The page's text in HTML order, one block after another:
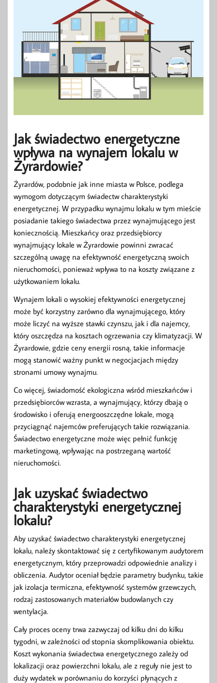
Jak świadectwo energetyczne
wpływa na wynajem lokalu w
Żyrardowie?
Żyrardów, podobnie jak inne miasta w Polsce, podlega
wymogom dotyczącym świadectw charakterystyki
energetycznej. W przypadku wynajmu lokalu w tym mieście
posiadanie takiego świadectwa przez wynajmującego jest
koniecznością. Mieszkańcy oraz przedsiębiorcy
wynajmujący lokale w Żyrardowie powinni zwracać
szczególną uwagę na efektywność energetyczną swoich
nieruchomości, ponieważ wpływa to na koszty związane z
użytkowaniem lokalu.
Wynajem lokali o wysokiej efektywności energetycznej
może być korzystny zarówno dla wynajmującego, który
może liczyć na wyższe stawki czynszu, jak i dla najemcy,
który oszczędza na kosztach ogrzewania czy klimatyzacji. W
Żyrardowie, gdzie ceny energii rosną, takie informacje
mogą stanowić ważny punkt w negocjacjach między
stronami umowy wynajmu.
Co więcej, świadomość ekologiczna wśród mieszkańców i
przedsiębiorców wzrasta, a wynajmujący, którzy dbają o
środowisko i oferują energooszczędne lokale, mogą
przyciągnąć najemców preferujących takie rozwiązania.
Świadectwo energetyczne może więc pełnić funkcję
marketingową, wpływając na postrzeganą wartość
nieruchomości.
Jak uzyskać świadectwo
charakterystyki energetycznej
lokalu?
Aby uzyskać świadectwo charakterystyki energetycznej
lokalu, należy skontaktować się z certyfikowanym audytorem
energetycznym, który przeprowadzi odpowiednie analizy i
obliczenia. Audytor oceniał będzie parametry budynku, takie
jak izolacja termiczna, efektywność systemów grzewczych,
rodzaj zastosowanych materiałów budowlanych czy
wentylacja.
Cały proces oceny trwa zazwyczaj od kilku dni do kilku
tygodni, w zależności od stopnia skomplikowania obiektu.
Koszt wykonania świadectwa energetycznego zależy od
lokalizacji oraz powierzchni lokalu, ale z reguły nie jest to
duży wydatek w porównaniu do korzyści płynących z